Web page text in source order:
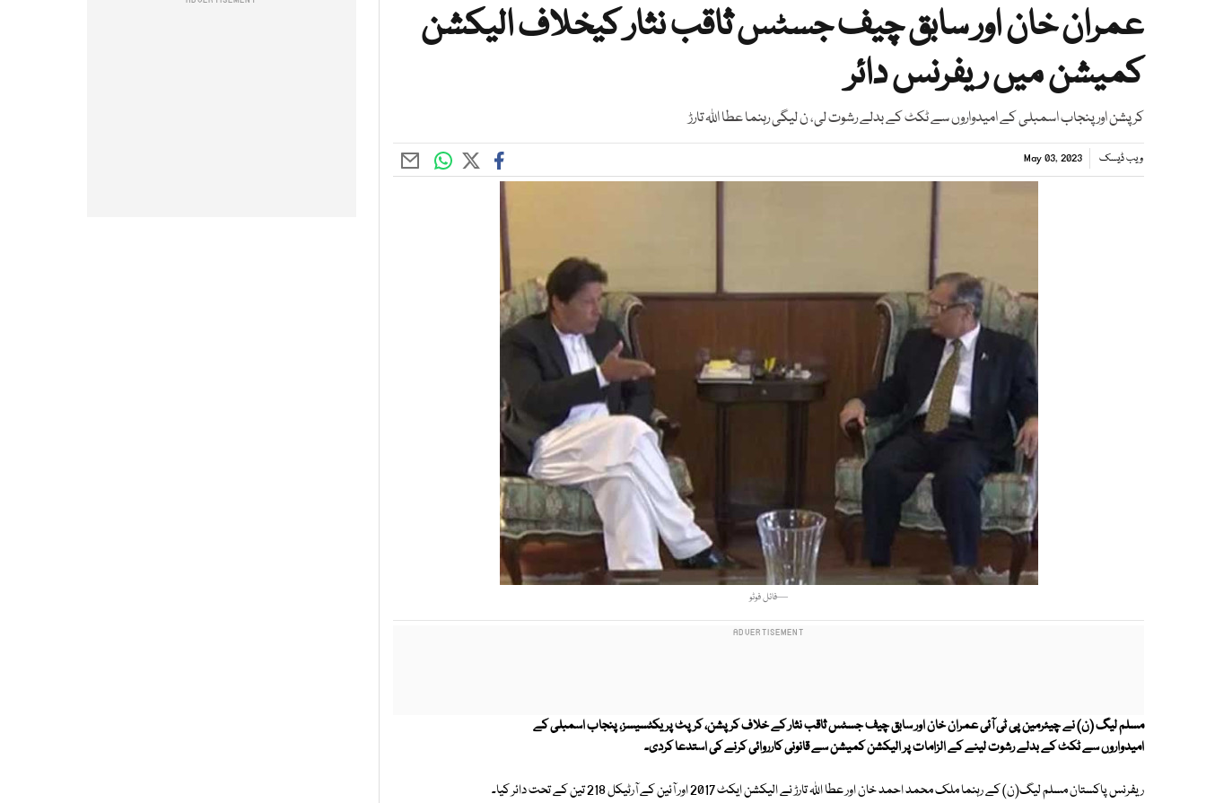
عمران خان اور سابق چیف جسٹس ثاقب نثار کیخلاف الیکشن
کمیشن میں ریفرنس دائر
کرپشن اور پنجاب اسمبلی کے امیدواروں سے ٹکٹ کے بدلے رشوت لی، ن لیگی رہنما عطا اللہ تارڑ
ویب ڈیسک May 03, 2023
—فائل فوٹو
مسلم لیگ (ن) نے چیئرمین پی ٹی آئی عمران خان اور سابق چیف جسٹس ثاقب نثار کے خلاف کرپشن، کرپٹ پریکٹسیسز، پنجاب اسمبلی کے
امیدواروں سے ٹکٹ کے بدلے رشوت لینے کے الزامات پر الیکشن کمیشن سے قانونی کارروائی کرنے کی استدعا کردی۔
ریفرنس پاکستان مسلم لیگ(ن) کے رہنما ملک محمد احمد خان اور عطا اللہ تارڑ نے الیکشن ایکٹ 2017 اور آئین کے آرٹیکل 218 تین کے تحت دائر کیا۔